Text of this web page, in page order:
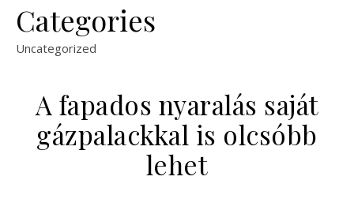
Categories
Uncategorized
A fapados nyaralás saját
gázpalackkal is olcsóbb
lehet